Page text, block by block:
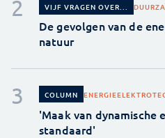
VIJF VRAGEN OVER...
De gevolgen van de
natuur
COLUMN ENERGIE
'Maak van dynamische
standaard'